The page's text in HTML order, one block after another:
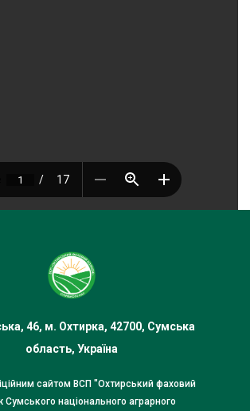
46, м. Охтирка, 42700, Сумська
область, Україна
сайтом ВСП "Охтирський фаховий
Сумського національного аграрного